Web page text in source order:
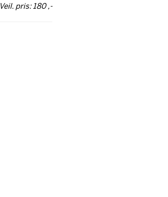
Veil. pris: 180 ,-